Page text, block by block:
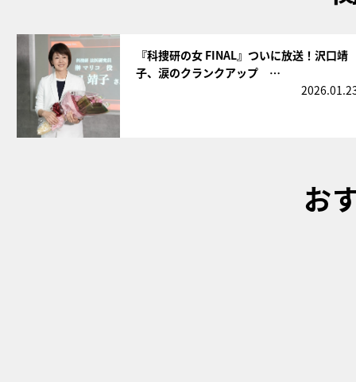
『科捜研の女 FINAL』ついに放送！沢口靖
子、涙のクランクアップ …
お